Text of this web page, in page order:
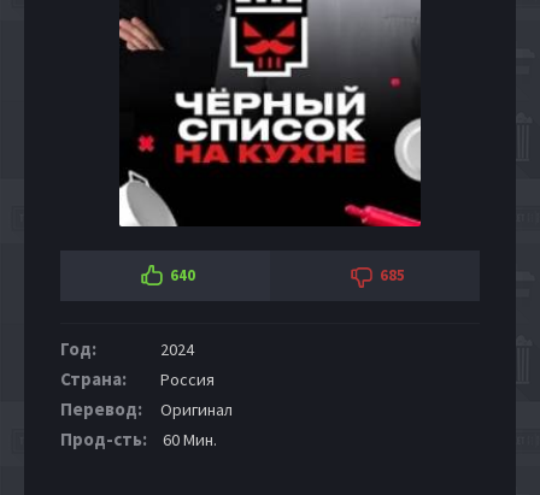
640 685
Год: 2024
Страна: Россия
Перевод: Оригинал
Прод-сть: 60 Мин.